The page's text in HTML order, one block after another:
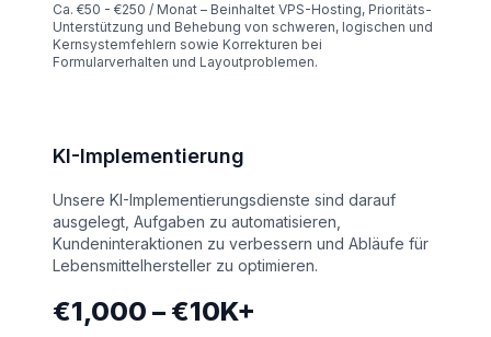
Ca. €50 - €250 / Monat – Beinhaltet VPS-Hosting, Prioritäts-
Unterstützung und Behebung von schweren, logischen und
Kernsystemfehlern sowie Korrekturen bei
Formularverhalten und Layoutproblemen.
KI-Implementierung
Unsere KI-Implementierungsdienste sind darauf
ausgelegt, Aufgaben zu automatisieren,
Kundeninteraktionen zu verbessern und Abläufe für
Lebensmittelhersteller zu optimieren.
€1,000 – €10K+